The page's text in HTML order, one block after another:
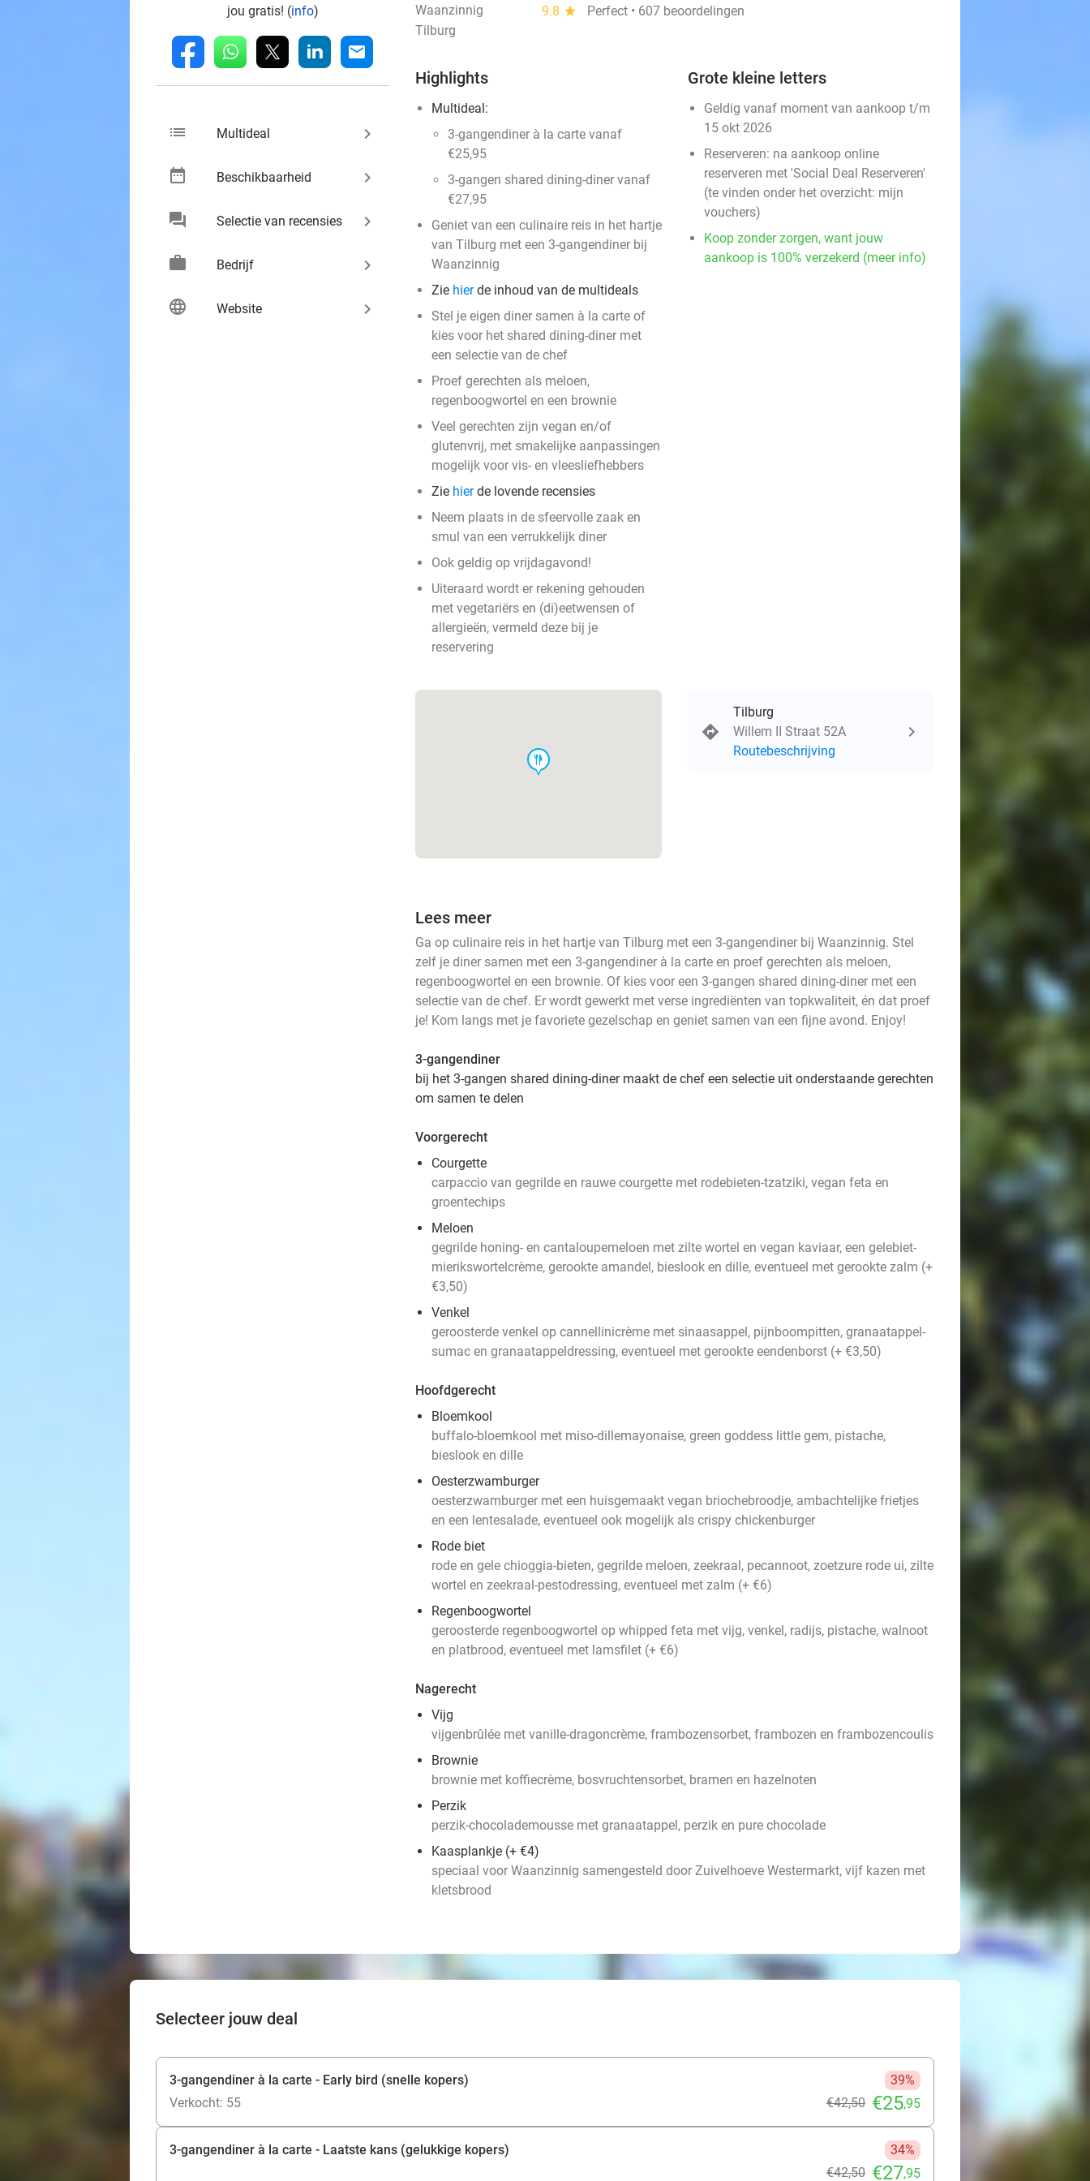
jou gratis! (info)
fb whatsapp linkedin mail
list Multideal keyboard_arrow_right
date_range Beschikbaarheid keyboard_arrow_right
chat Selectie van recensies keyboard_arrow_right
work Bedrijf keyboard_arrow_right
language Website keyboard_arrow_right
Waanzinnig 9.8 star
Perfect • 607 beoordelingen
Tilburg
Highlights
Multideal:
3-gangendiner à la carte vanaf
€25,95
3-gangen shared dining-diner vanaf
€27,95
Geniet van een culinaire reis in het hartje
van Tilburg met een 3-gangendiner bij
Waanzinnig
Zie hierde inhoud van de multideals
Stel je eigen diner samen à la carte of
kies voor het shared dining-diner met
een selectie van de chef
Proef gerechten als meloen,
regenboogwortel en een brownie
Veel gerechten zijn vegan en/of
glutenvrij, met smakelijke aanpassingen
mogelijk voor vis- en vleesliefhebbers
Zie hierde lovende recensies
Neem plaats in de sfeervolle zaak en
smul van een verrukkelijk diner
Ook geldig op vrijdagavond!
Uiteraard wordt er rekening gehouden
met vegetariërs en (di)eetwensen of
allergieën, vermeld deze bij je
reservering
Grote kleine letters
Geldig vanaf moment van aankoop t/m
15 okt 2026
Reserveren: na aankoop online
reserveren met 'Social Deal Reserveren'
(te vinden onder het overzicht: mijn
vouchers)
Koop zonder zorgen, want jouw
aankoop is 100% verzekerd (meer info)
food
Tilburg
Willem II Straat 52A
Routebeschrijving
Lees meer
Ga op culinaire reis in het hartje van Tilburg met een 3-gangendiner bij Waanzinnig. Stel
zelf je diner samen met een 3-gangendiner à la carte en proef gerechten als meloen,
regenboogwortel en een brownie. Of kies voor een 3-gangen shared dining-diner met een
selectie van de chef. Er wordt gewerkt met verse ingrediënten van topkwaliteit, én dat proef
je! Kom langs met je favoriete gezelschap en geniet samen van een fijne avond. Enjoy!
3-gangendiner
bij het 3-gangen shared dining-diner maakt de chef een selectie uit onderstaande gerechten
om samen te delen
Voorgerecht
Courgette
carpaccio van gegrilde en rauwe courgette met rodebieten-tzatziki, vegan feta en
groentechips
Meloen
gegrilde honing- en cantaloupemeloen met zilte wortel en vegan kaviaar, een gelebiet-
mierikswortelcrème, gerookte amandel, bieslook en dille, eventueel met gerookte zalm (+
€3,50)
Venkel
geroosterde venkel op cannellinicrème met sinaasappel, pijnboompitten, granaatappel-
sumac en granaatappeldressing, eventueel met gerookte eendenborst (+ €3,50)
Hoofdgerecht
Bloemkool
buffalo-bloemkool met miso-dillemayonaise, green goddess little gem, pistache,
bieslook en dille
Oesterzwamburger
oesterzwamburger met een huisgemaakt vegan briochebroodje, ambachtelijke frietjes
en een lentesalade, eventueel ook mogelijk als crispy chickenburger
Rode biet
rode en gele chioggia-bieten, gegrilde meloen, zeekraal, pecannoot, zoetzure rode ui, zilte
wortel en zeekraal-pestodressing, eventueel met zalm (+ €6)
Regenboogwortel
geroosterde regenboogwortel op whipped feta met vijg, venkel, radijs, pistache, walnoot
en platbrood, eventueel met lamsfilet (+ €6)
Nagerecht
Vijg
vijgenbrûlée met vanille-dragoncrème, frambozensorbet, frambozen en frambozencoulis
Brownie
brownie met koffiecrème, bosvruchtensorbet, bramen en hazelnoten
Perzik
perzik-chocolademousse met granaatappel, perzik en pure chocolade
Kaasplankje (+ €4)
speciaal voor Waanzinnig samengesteld door Zuivelhoeve Westermarkt, vijf kazen met
kletsbrood
Selecteer jouw deal
3-gangendiner à la carte - Early bird (snelle kopers)
39%
Verkocht: 55
€42,50 €25,95
3-gangendiner à la carte - Laatste kans (gelukkige kopers)
34%
€42,50 €27,95